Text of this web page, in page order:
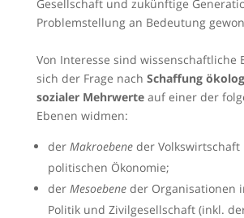
Gesellschaft und zukünftige
Problemstellung an Bedeutung
Von Interesse sind wissenschaftliche
sich der Frage nach Schaffung
sozialer Mehrwerte auf einer der
Ebenen widmen:
der Makroebeneder Volkswirtschaft
politischen Ökonomie;
der Mesoebeneder Organisationen
Politik und Zivilgesellschaft (inkl.